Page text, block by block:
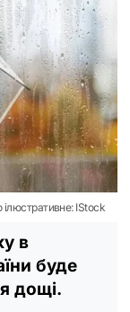
IStock
в
буде
дощі.